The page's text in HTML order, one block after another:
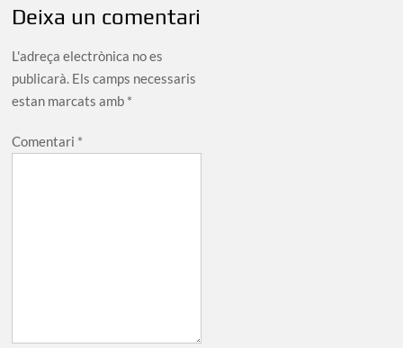
Deixa un comentari
L'adreça electrònica no es
publicarà. Els camps necessaris
estan marcats amb *
Comentari *